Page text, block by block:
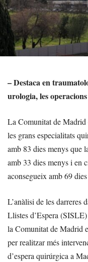
– Destaca en
urologia, les
La Comunitat de Madrid
les grans especialitats
amb 83 dies menys que
amb 33 dies menys i en
aconsegueix amb 69
L’anàlisi de les darreres
Llistes d’Espera
la Comunitat de Madrid
per realitzar més
d’espera quirúrgica a